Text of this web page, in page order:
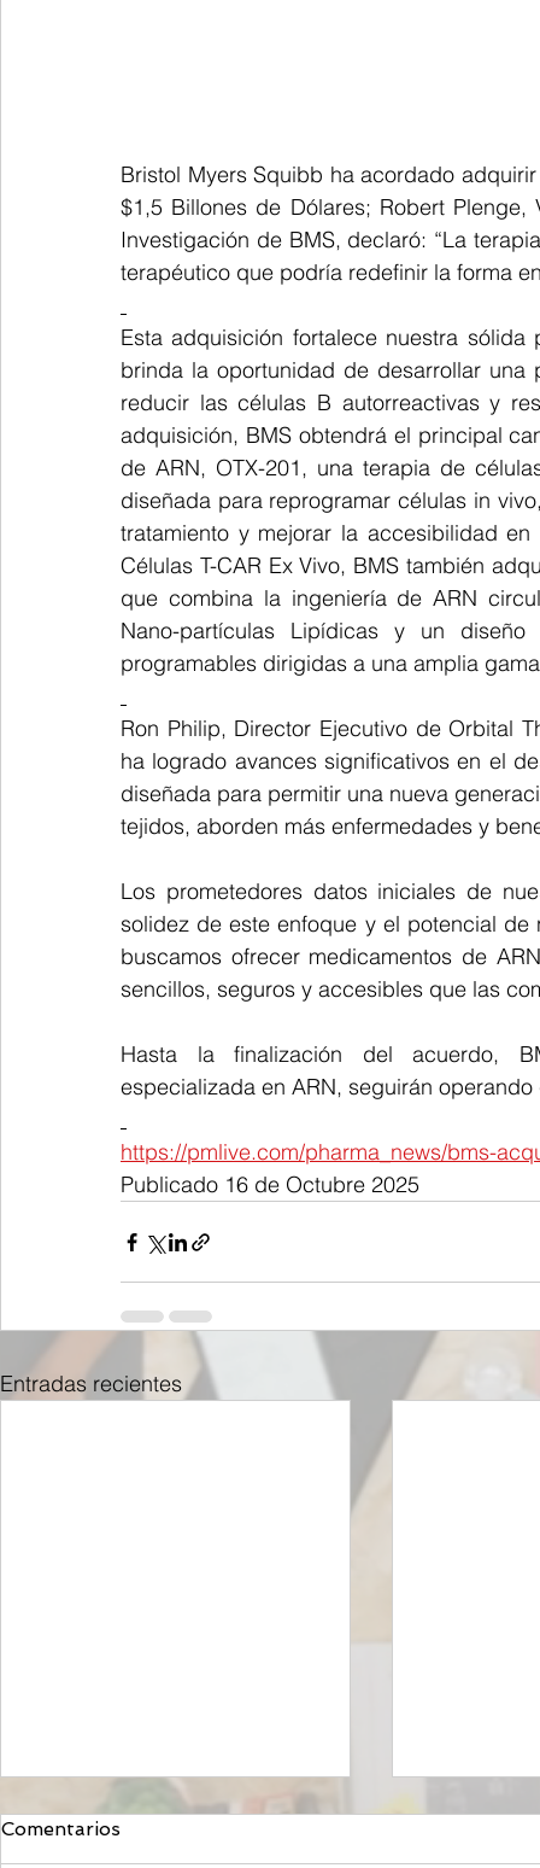
Bristol Myers Squibb ha acordado
$1,5 Billones de Dólares; Robert Plenge,
Investigación de BMS, declaró: “La
terapéutico que podría redefinir la forma
Esta adquisición fortalece nuestra
brinda la oportunidad de desarrollar
reducir las células B autorreactivas y
adquisición, BMS obtendrá el principal
de ARN, OTX-201, una terapia de
diseñada para reprogramar células in
tratamiento y mejorar la accesibilidad
Células T-CAR Ex Vivo, BMS también
que combina la ingeniería de ARN
Nano-partículas Lipídicas y un
programables dirigidas a una amplia
Ron Philip, Director Ejecutivo de Orbital
ha logrado avances significativos en el
diseñada para permitir una nueva
tejidos, aborden más enfermedades y
Los prometedores datos iniciales de
solidez de este enfoque y el potencial
buscamos ofrecer medicamentos de
sencillos, seguros y accesibles que las
Hasta la finalización del acuerdo,
especializada en ARN, seguirán
https://pmlive.com/pharma_news/bms-
Publicado 16 de Octubre 2025
Entradas recientes
Comentarios